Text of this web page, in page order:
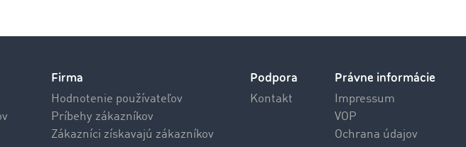
Firma
Hodnotenie používateľov
Príbehy zákazníkov
Zákazníci získavajú zákazníkov
Podpora
Kontakt
Právne informácie
Impressum
VOP
Ochrana údajov